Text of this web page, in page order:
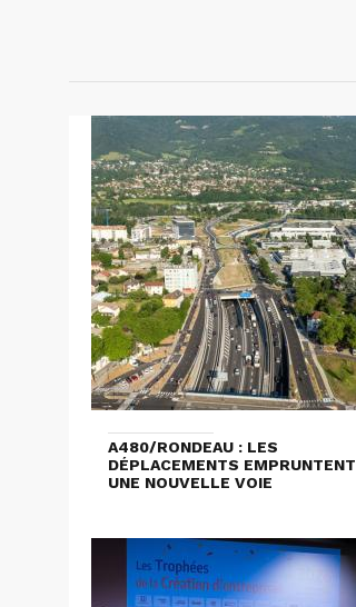
A480/RONDEAU : LES
DÉPLACEMENTS EMPRUNTENT
UNE NOUVELLE VOIE